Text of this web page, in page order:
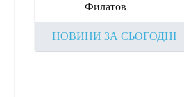
Филатов
НОВИНИ ЗА СЬОГОДНІ